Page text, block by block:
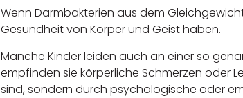
Wenn Darmbakterien aus dem
Gesundheit von Körper und Geist haben.
Manche Kinder leiden auch an einer so
empfinden sie körperliche Schmerzen oder
sind, sondern durch psychologische oder